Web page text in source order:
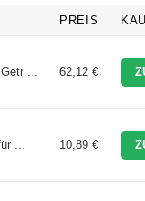
PREIS
... 62,12 €
... 10,89 €